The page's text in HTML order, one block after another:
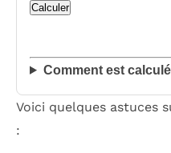
Calculer
Comment est
Voici quelques astuces
: